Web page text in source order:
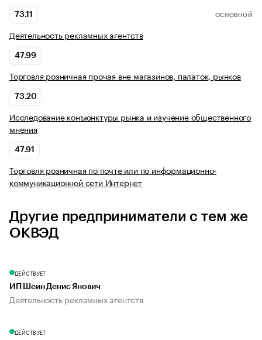
73.11 ОСНОВНОЙ
Деятельность рекламных агентств
47.99
Торговля розничная прочая вне магазинов, палаток, рынков
73.20
Исследование конъюнктуры рынка и изучение общественного
мнения
47.91
Торговля розничная по почте или по информационно-
коммуникационной сети Интернет
Другие предприниматели с тем же
ОКВЭД
ДЕЙСТВУЕТ
ИП Шеин Денис Янович
Деятельность рекламных агентств
ДЕЙСТВУЕТ